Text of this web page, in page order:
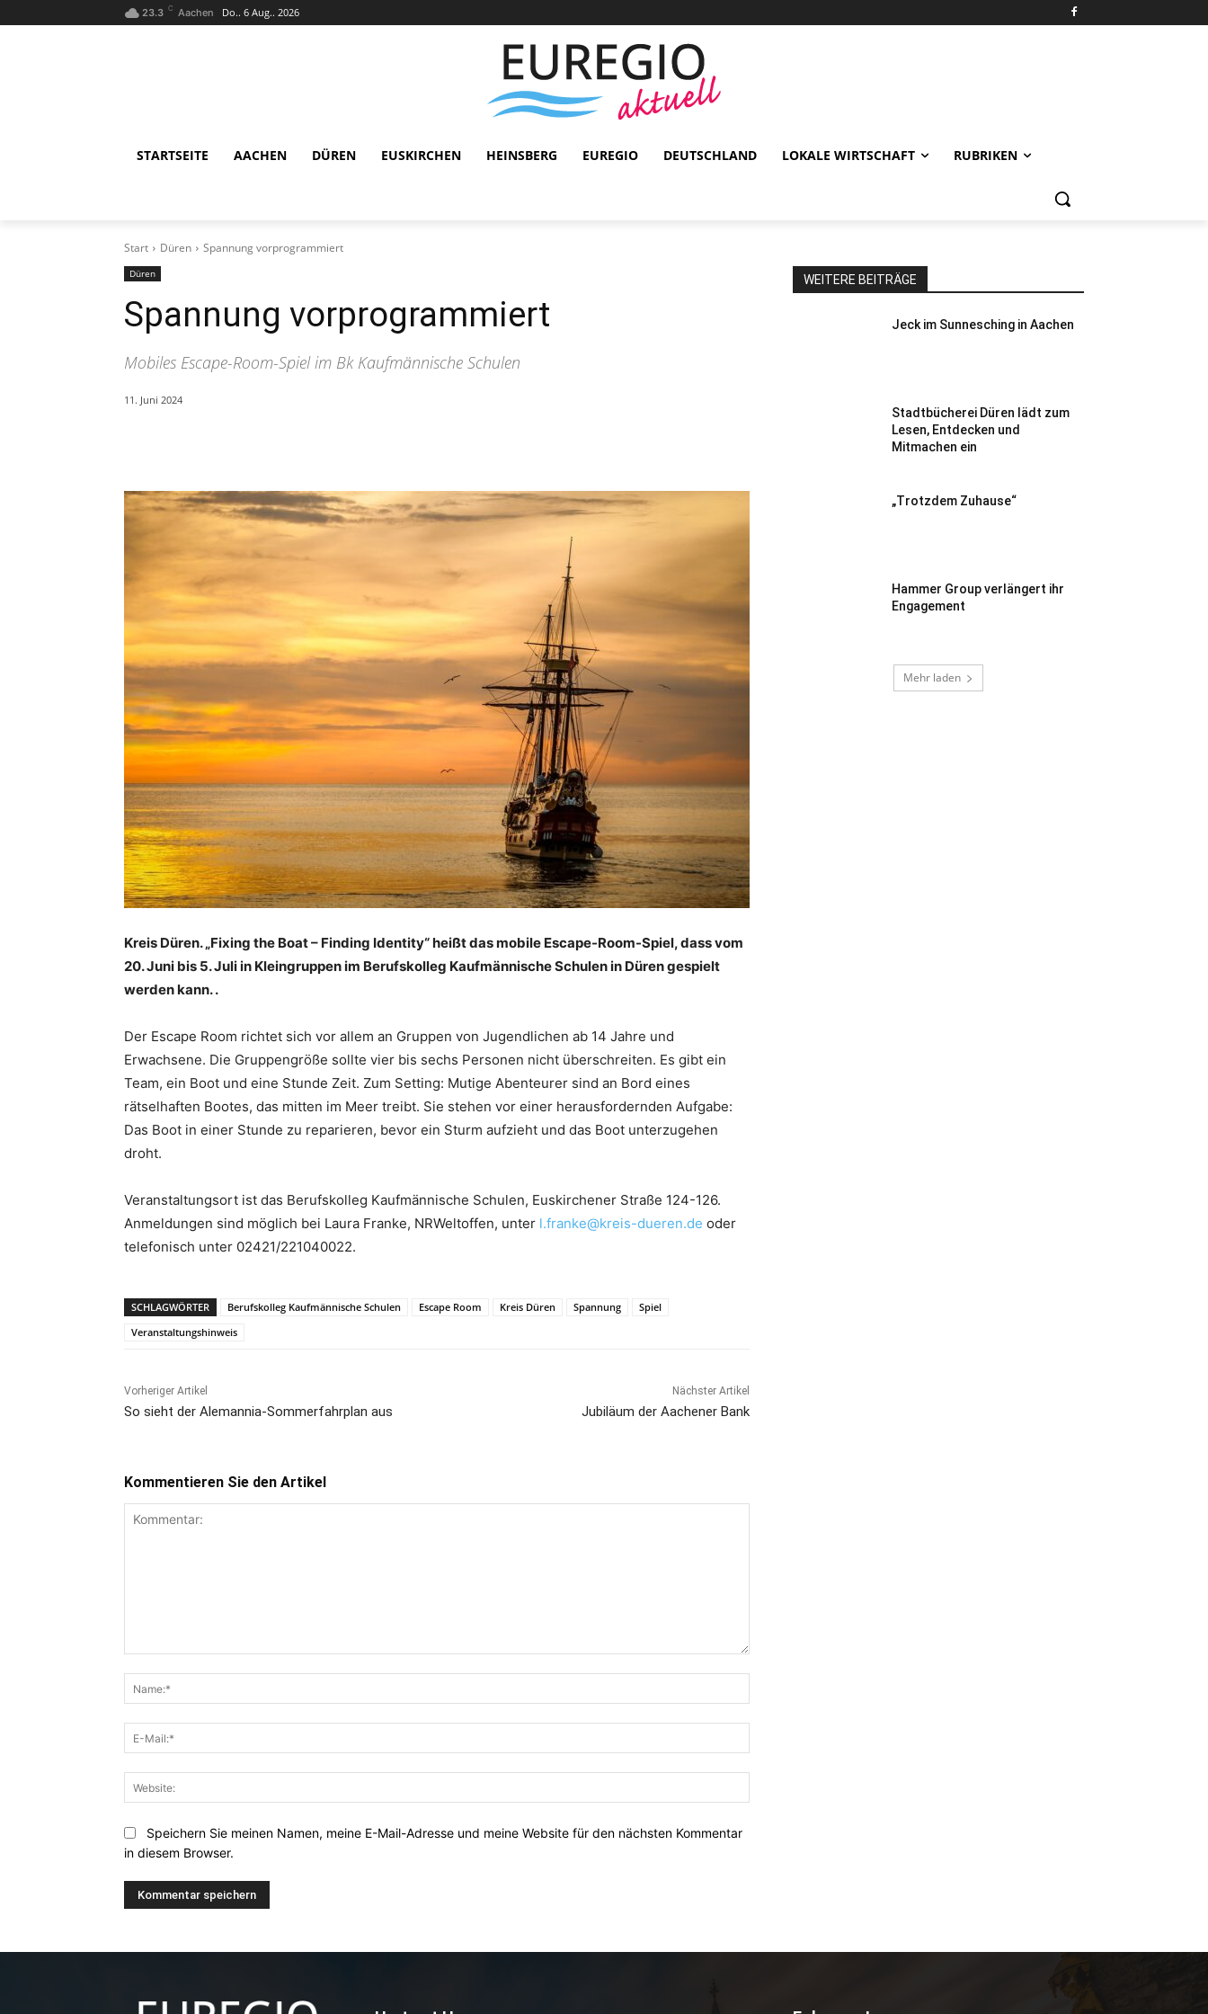
23.3 C Aachen Do.. 6 Aug.. 2026
STARTSEITE AACHEN DÜREN EUSKIRCHEN HEINSBERG EUREGIO DEUTSCHLAND LOKALE WIRTSCHAFT RUBRIKEN
Start Düren Spannung vorprogrammiert
Düren
Spannung vorprogrammiert
Mobiles Escape-Room-Spiel im Bk Kaufmännische Schulen
11. Juni 2024
Kreis Düren. „Fixing the Boat – Finding Identity“ heißt das mobile Escape-Room-Spiel, dass vom
20. Juni bis 5. Juli in Kleingruppen im Berufskolleg Kaufmännische Schulen in Düren gespielt
werden kann. .
Der Escape Room richtet sich vor allem an Gruppen von Jugendlichen ab 14 Jahre und
Erwachsene. Die Gruppengröße sollte vier bis sechs Personen nicht überschreiten. Es gibt ein
Team, ein Boot und eine Stunde Zeit. Zum Setting: Mutige Abenteurer sind an Bord eines
rätselhaften Bootes, das mitten im Meer treibt. Sie stehen vor einer herausfordernden Aufgabe:
Das Boot in einer Stunde zu reparieren, bevor ein Sturm aufzieht und das Boot unterzugehen
droht.
Veranstaltungsort ist das Berufskolleg Kaufmännische Schulen, Euskirchener Straße 124-126.
Anmeldungen sind möglich bei Laura Franke, NRWeltoffen, unter l.franke@kreis-dueren.de oder
telefonisch unter 02421/221040022.
SCHLAGWÖRTER Berufskolleg Kaufmännische Schulen Escape Room Kreis Düren Spannung
Spiel
Veranstaltungshinweis
Vorheriger Artikel
So sieht der Alemannia-Sommerfahrplan aus
Nächster Artikel
Jubiläum der Aachener Bank
Kommentieren Sie den Artikel
Mail:*
Speichern Sie meinen Namen, meine E-Mail-Adresse und meine Website für den nächsten Kommentar
in diesem Browser.
WEITERE BEITRÄGE
Jeck im Sunnesching in Aachen
Stadtbücherei Düren lädt zum
Lesen, Entdecken und
Mitmachen ein
„Trotzdem Zuhause“
Hammer Group verlängert ihr
Engagement
Mehr laden